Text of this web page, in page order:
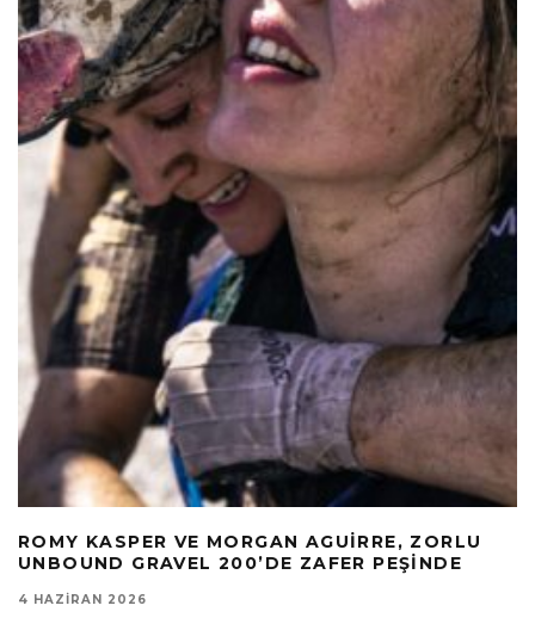
ROMY KASPER VE MORGAN AGUIRRE, ZORLU
UNBOUND GRAVEL 200’DE ZAFER PEŞINDE
4 HAZIRAN 2026